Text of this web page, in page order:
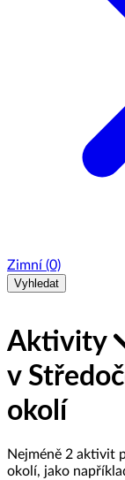
Zimní (0)
Vyhledat
Aktivity
v
okolí
Nejméně 2 aktivit
okolí, jako